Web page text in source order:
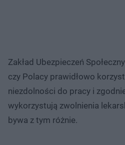
Zakład Ubezpieczeń
czy Polacy prawidłowo
niezdolności do pracy i
wykorzystują zwolnienia
bywa z tym różnie.